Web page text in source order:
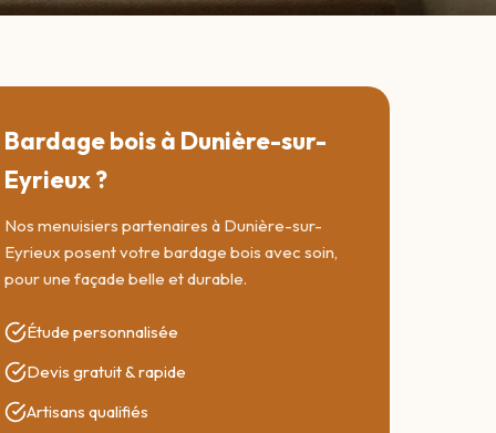
Bardage bois à Dunière-sur-
Eyrieux ?
Nos menuisiers partenaires à Dunière-sur-
Eyrieux posent votre bardage bois avec soin,
pour une façade belle et durable.
Étude personnalisée
Devis gratuit & rapide
Artisans qualifiés